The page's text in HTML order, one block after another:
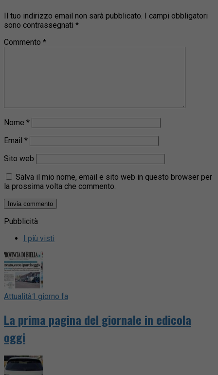
Il tuo indirizzo email non sarà pubblicato.
I campi obbligatori
sono contrassegnati *
Commento *
Nome *
Email *
Sito web
Salva il mio nome, email e sito web in questo browser per
la prossima volta che commento.
Pubblicità
I più visti
Attualità1 giorno fa
La prima pagina del giornale in edicola
oggi